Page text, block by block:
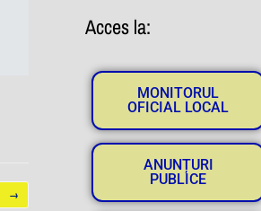
→
Acces la:
MONITORUL
OFICIAL LOCAL
ANUNȚURI
PUBLICE